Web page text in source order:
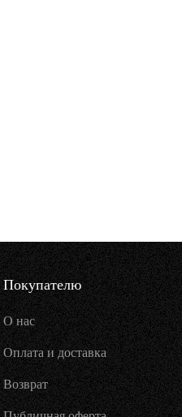
Покупателю
О нас
Оплата и доставка
Возврат